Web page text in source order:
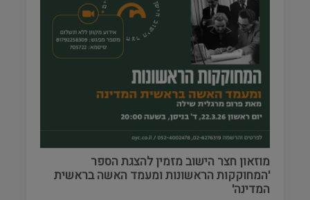
מוזאון חצר הישוב מזמין להצגת הספר
'המחוקקות הראשונות ומעמד האשה בראשית
המדינה'